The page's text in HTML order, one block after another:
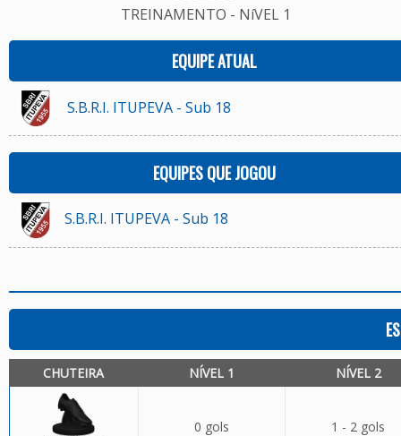
TREINAMENTO - NíVEL 1
EQUIPE ATUAL
S.B.R.I. ITUPEVA - Sub 18
EQUIPES QUE JOGOU
S.B.R.I. ITUPEVA - Sub 18
CHUTEIRA NÍVEL 1 NÍVEL 2
0 gols 1 - 2 gols